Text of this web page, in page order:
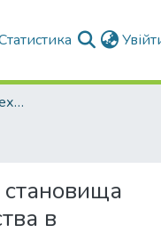
Факультет Механіко-технологічний
становища
в